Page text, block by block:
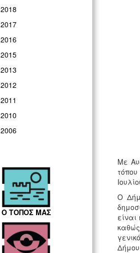
2018
2017
2016
2015
2013
2012
2011
2010
2006
Ο ΤΟΠΟΣ ΜΑΣ
Με
Ο